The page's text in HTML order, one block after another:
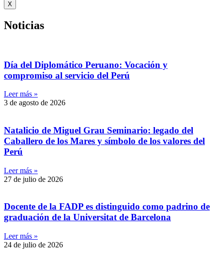
X
Noticias
Día del Diplomático Peruano: Vocación y
compromiso al servicio del Perú
Leer más »
3 de agosto de 2026
Natalicio de Miguel Grau Seminario: legado del
Caballero de los Mares y símbolo de los valores del
Perú
Leer más »
27 de julio de 2026
Docente de la FADP es distinguido como padrino de
graduación de la Universitat de Barcelona
Leer más »
24 de julio de 2026